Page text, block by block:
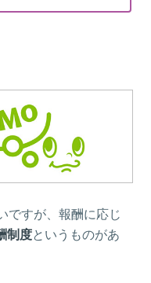
ですが、報酬に応じ
制度というものがあ